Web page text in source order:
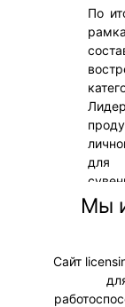
По
для
#Тренды
Мы
Сайт